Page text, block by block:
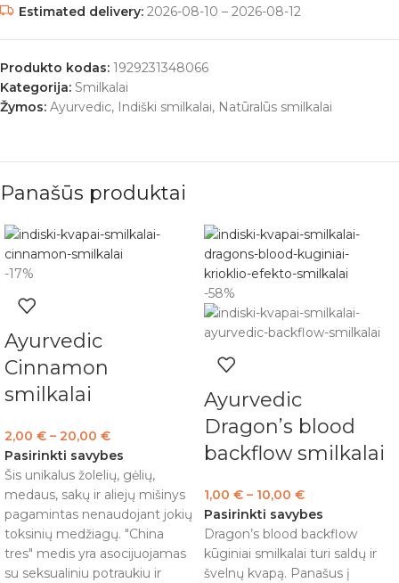
Estimated delivery: 2026-08-10 – 2026-08-12
Produkto kodas: 1929231348066
Kategorija: Smilkalai
Žymos: Ayurvedic, Indiški smilkalai, Natūralūs smilkalai
Panašūs produktai
-17%
Ayurvedic
Cinnamon
smilkalai
2,00 € – 20,00 €
Pasirinkti savybes
Šis unikalus žolelių, gėlių,
medaus, sakų ir aliejų mišinys
pagamintas nenaudojant jokių
toksinių medžiagų. "China
tres" medis yra asocijuojamas
su seksualiniu potraukiu ir
-58%
Ayurvedic
Dragon’s blood
backflow smilkalai
1,00 € – 10,00 €
Pasirinkti savybes
Dragon’s blood backflow
kūginiai smilkalai turi saldų ir
švelnų kvapą. Panašus į